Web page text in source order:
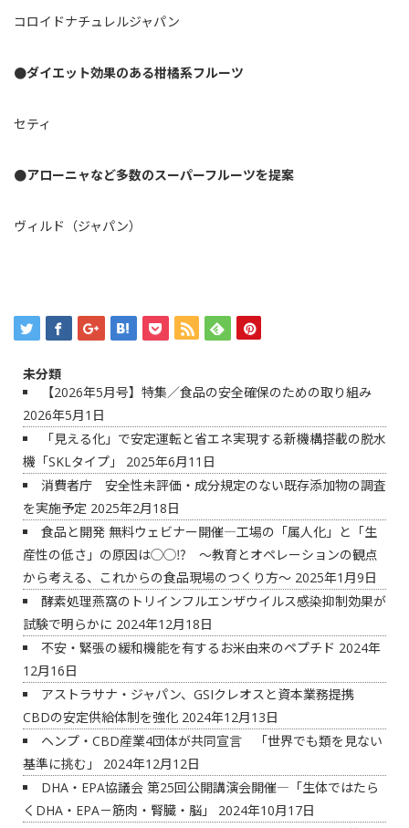
コロイドナチュレルジャパン
●ダイエット効果のある柑橘系フルーツ
セティ
●アローニャなど多数のスーパーフルーツを提案
ヴィルド（ジャパン）
未分類
【2026年5月号】特集／食品の安全確保のための取り組み
2026年5月1日
「見える化」で安定運転と省エネ実現する新機構搭載の脱水
機「SKLタイプ」
2025年6月11日
消費者庁 安全性未評価・成分規定のない既存添加物の調査
を実施予定 2025年2月18日
食品と開発 無料ウェビナー開催―工場の「属人化」と「生
産性の低さ」の原因は◯◯⁉ ～教育とオペレーションの観点
から考える、これからの食品現場のつくり方～ 2025年1月9日
酵素処理燕窩のトリインフルエンザウイルス感染抑制効果が
試験で明らかに 2024年12月18日
不安・緊張の緩和機能を有するお米由来のペプチド 2024年
12月16日
アストラサナ・ジャパン、GSIクレオスと資本業務提携
CBDの安定供給体制を強化 2024年12月13日
ヘンプ・CBD産業4団体が共同宣言 「世界でも類を見ない
基準に挑む」
2024年12月12日
DHA・EPA協議会 第25回公開講演会開催―「生体ではたら
くDHA・EPA－筋肉・腎臓・脳」
2024年10月17日